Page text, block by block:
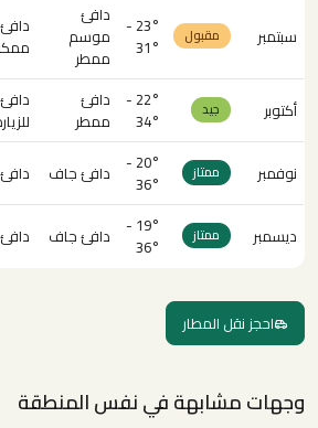
سبتمبر مقبول
23° -
31°
دافئ
موسم
ممطر
أكتوبر جيد
22° -
34°
دافئ
ممطر
نوفمبر
ممتاز
20° -
36°
دافئ جاف
ديسمبر ممتاز
19° -
36°
دافئ جاف
احجز نقل المطار
وجهات مشابهة في نفس المنطقة